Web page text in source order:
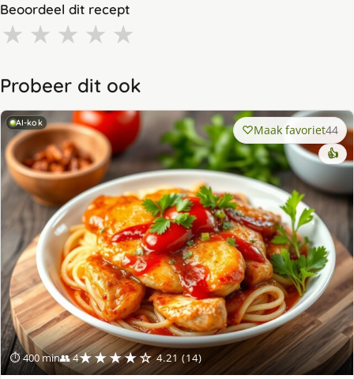
Beoordeel dit recept
★ ★ ★ ★ ★
Probeer dit ook
AI-kok
⏱ 400 min👥 4★★★★☆ 4.21 (14)
Maak favoriet44
👍